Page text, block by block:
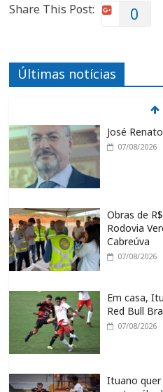
Share This Post: 0
Últimas notícias
José
07/08/2026
Obras de
Rodovia
Cabreúva
07/08/2026
Em casa,
Red Bull
07/08/2026
Ituano quer